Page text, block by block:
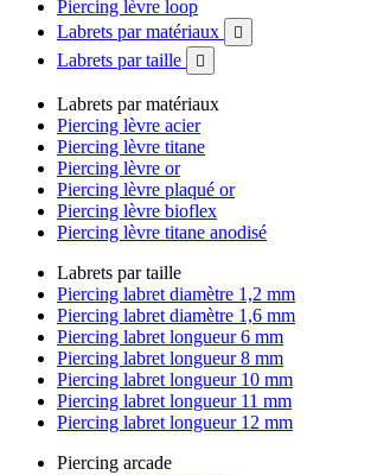
Piercing lèvre loop
Labrets par matériaux

Labrets par taille 
Labrets par matériaux
Piercing lèvre acier
Piercing lèvre titane
Piercing lèvre or
Piercing lèvre plaqué or
Piercing lèvre bioflex
Piercing lèvre titane anodisé
Labrets par taille
Piercing labret diamètre 1,2 mm
Piercing labret diamètre 1,6 mm
Piercing labret longueur 6 mm
Piercing labret longueur 8 mm
Piercing labret longueur 10 mm
Piercing labret longueur 11 mm
Piercing labret longueur 12 mm
Piercing arcade